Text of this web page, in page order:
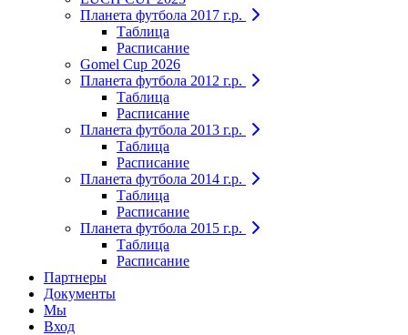
Планета футбола 2017 г.р.
Таблица
Расписание
Gomel Cup 2026
Планета футбола 2012 г.р.
Таблица
Расписание
Планета футбола 2013 г.р.
Таблица
Расписание
Планета футбола 2014 г.р.
Таблица
Расписание
Планета футбола 2015 г.р.
Таблица
Расписание
Партнеры
Документы
Мы
Вход